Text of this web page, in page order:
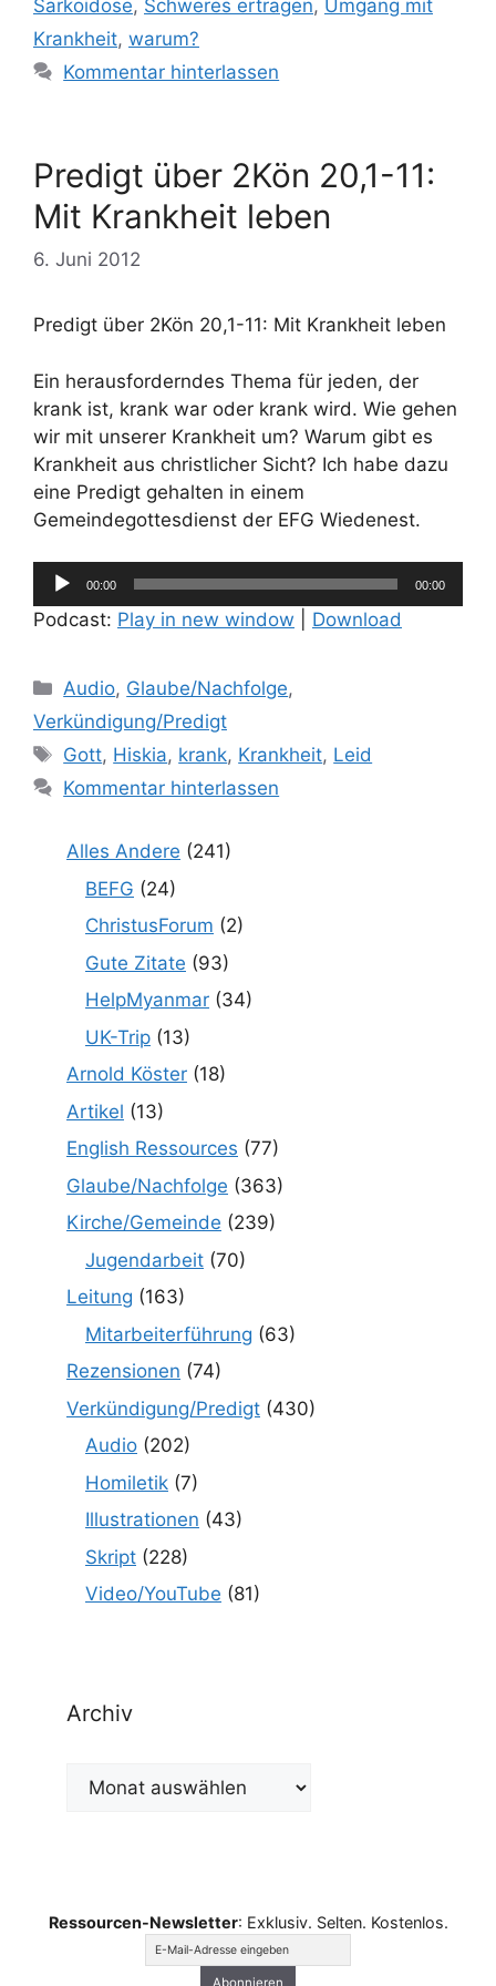
Sarkoidose, Schweres ertragen, Umgang mit
Krankheit, warum?
Kommentar hinterlassen
Predigt über 2Kön 20,1-11:
Mit Krankheit leben
6. Juni 2012
Predigt über 2Kön 20,1-11: Mit Krankheit leben
Ein herausforderndes Thema für jeden, der
krank ist, krank war oder krank wird. Wie gehen
wir mit unserer Krankheit um? Warum gibt es
Krankheit aus christlicher Sicht? Ich habe dazu
eine Predigt gehalten in einem
Gemeindegottesdienst der EFG Wiedenest.
Audio-
Player
00:00 00:00
Podcast: Play in new window Download
Kategorien
Audio, Glaube/Nachfolge,
Verkündigung/Predigt
Schlagwörter
Gott, Hiskia, krank, Krankheit, Leid
Kommentar hinterlassen
Alles Andere (241)
BEFG (24)
ChristusForum (2)
Gute Zitate (93)
HelpMyanmar (34)
UK-Trip (13)
Arnold Köster (18)
Artikel (13)
English Ressources (77)
Glaube/Nachfolge (363)
Kirche/Gemeinde (239)
Jugendarbeit (70)
Leitung (163)
Mitarbeiterführung (63)
Rezensionen (74)
Verkündigung/Predigt (430)
Audio (202)
Homiletik (7)
Illustrationen (43)
Skript (228)
Video/YouTube (81)
Archiv
Archiv
Ressourcen-Newsletter: Exklusiv. Selten. Kostenlos.